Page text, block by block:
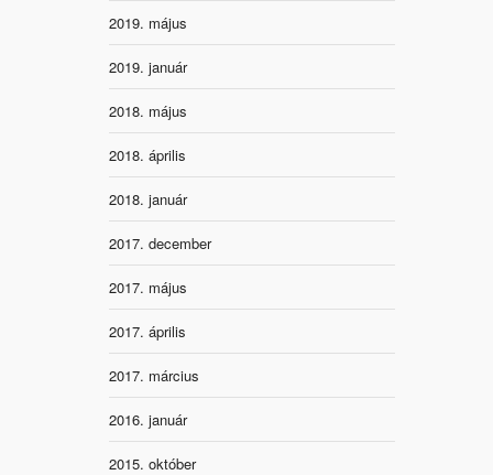
2019. május
2019. január
2018. május
2018. április
2018. január
2017. december
2017. május
2017. április
2017. március
2016. január
2015. október